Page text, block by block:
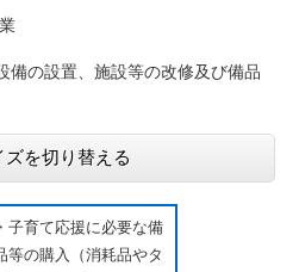
の設置、施設等の改修及び備品
ズを切り替える
・子育て応援に必要な備
等の購入（消耗品やタ